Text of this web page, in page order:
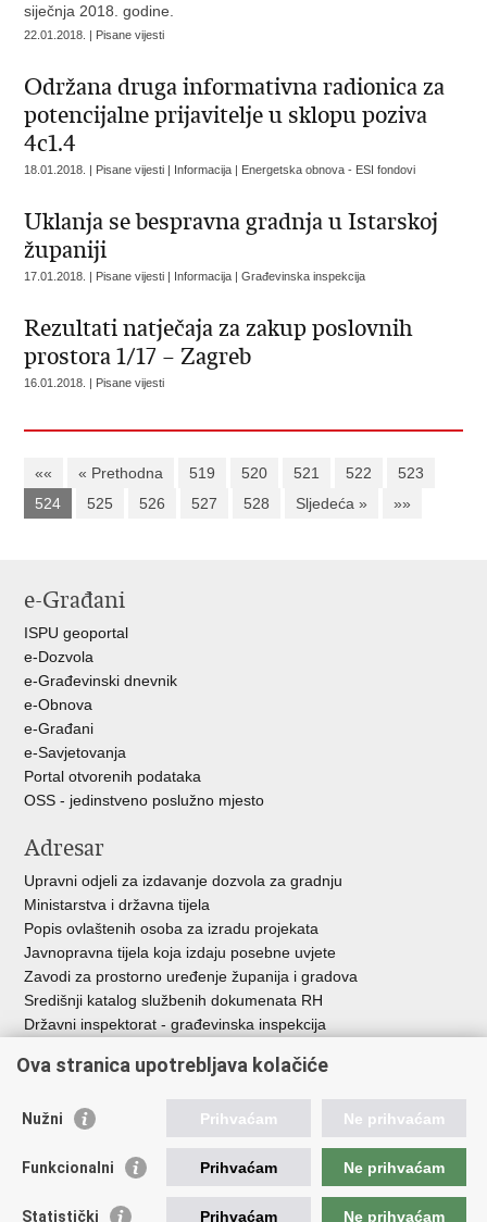
siječnja 2018. godine.
22.01.2018. | Pisane vijesti
Održana druga informativna radionica za
potencijalne prijavitelje u sklopu poziva
4c1.4
18.01.2018. | Pisane vijesti | Informacija | Energetska obnova - ESI fondovi
Uklanja se bespravna gradnja u Istarskoj
županiji
17.01.2018. | Pisane vijesti | Informacija | Građevinska inspekcija
Rezultati natječaja za zakup poslovnih
prostora 1/17 – Zagreb
16.01.2018. | Pisane vijesti
«« « Prethodna 519 520 521 522
523
524
525 526 527 528 Sljedeća » »»
e-Građani
ISPU geoportal
e-Dozvola
e-Građevinski dnevnik
e-Obnova
e-Građani
e-Savjetovanja
Portal otvorenih podataka
OSS - jedinstveno poslužno mjesto
Adresar
Upravni odjeli za izdavanje dozvola za gradnju
Ministarstva i državna tijela
Popis ovlaštenih osoba za izradu projekata
Javnopravna tijela koja izdaju posebne uvjete
Zavodi za prostorno uređenje županija i gradova
Središnji katalog službenih dokumenata RH
Državni inspektorat - građevinska inspekcija
Vlada Republike Hrvatske
Agencija za pravni promet i posredovanje nekretninama
Ova stranica upotrebljava kolačiće
Nužni Prihvaćam Ne prihvaćam
Funkcionalni Prihvaćam Ne prihvaćam
Statistički Prihvaćam Ne prihvaćam